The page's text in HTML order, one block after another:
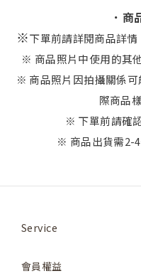
．商
※下單前請詳閱商品詳
※ 商品照片中使用的其
※ 商品照片因拍攝關係
際商品
※ 下單前請確
※ 商品出貨需2-4
Service
會員權益